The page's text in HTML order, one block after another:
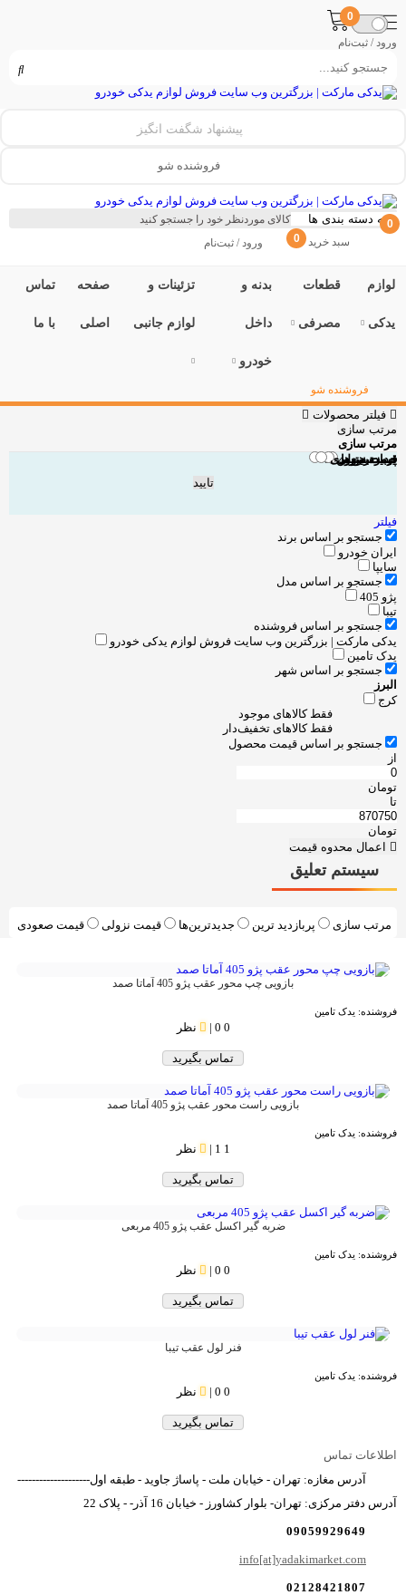
0
ورود / ثبت‌نام
پیشنهاد شگفت انگیز
فروشنده شو
0
سبد خرید
0 ورود / ثبت‌نام
لوازم
یدکی
قطعات
مصرفی
بدنه و
داخل
خودرو
تزئینات و
لوازم جانبی
صفحه
اصلی
تماس
با ما
فروشنده شو
فیلتر محصولات
مرتب سازی
مرتب سازی
پربازدیدترین ها
جدیدترین‌ها
قیمت نزولی
قیمت صعودی
تایید
فیلتر
جستجو بر اساس برند
ایران خودرو
سایپا
جستجو بر اساس مدل
پژو 405
تیبا
جستجو بر اساس فروشنده
یدکی مارکت | بزرگترین وب سایت فروش لوازم یدکی خودرو
یدک تامین
جستجو بر اساس شهر
البرز
کرج
فقط کالاهای موجود
فقط کالاهای تخفیف‌دار
جستجو بر اساس قیمت محصول
از
تومان
تا
تومان
اعمال محدوه قیمت
سیستم تعلیق
مرتب سازی پربازديد ترين جديدترين‌ها قيمت نزولی قيمت صعودی
بازویی چپ محور عقب پژو 405 آماتا صمد
فروشنده: یدک تامین
0
| 0 نظر
تماس بگیرید
بازویی راست محور عقب پژو 405 آماتا صمد
فروشنده: یدک تامین
1
| 1 نظر
تماس بگیرید
ضربه گیر اکسل عقب پژو 405 مربعی
فروشنده: یدک تامین
0
| 0 نظر
تماس بگیرید
فنر لول عقب تیبا
فروشنده: یدک تامین
0
| 0 نظر
تماس بگیرید
اطلاعات تماس
آدرس مغازه: تهران - خیابان ملت - پاساژ جاوید - طبقه اول--------------------
آدرس دفتر مرکزی: تهران- بلوار کشاورز - خیابان 16 آذر- - پلاک 22
09059929649
info[at]yadakimarket.com
02128421807